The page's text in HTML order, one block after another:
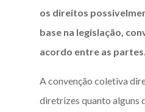
os direitos
base na legislação,
acordo entre as partes.
A convenção coletiva
diretrizes quanto alguns